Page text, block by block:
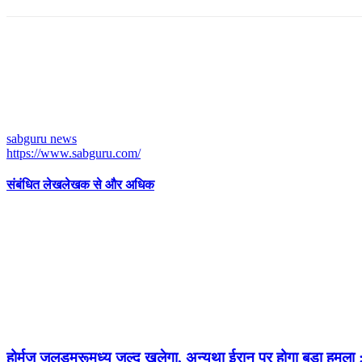
sabguru news
https://www.sabguru.com/
संबंधित लेखलेखक से और अधिक
होर्मुज जलडमरूमध्य जल्द खुलेगा, अन्यथा ईरान पर होगा बड़ा हमला